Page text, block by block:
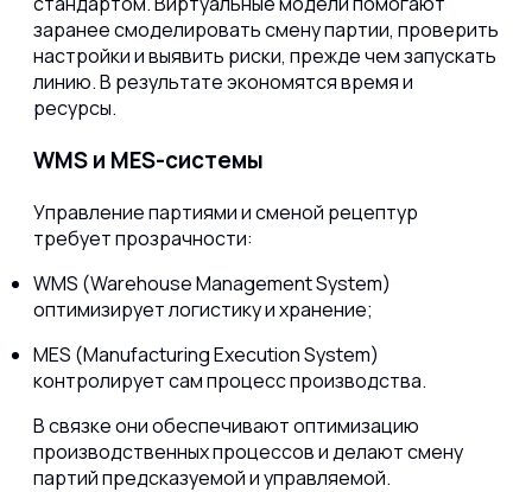
заранее смоделировать смену партии, проверить
настройки и выявить риски, прежде чем запускать
линию. В результате экономятся время и
ресурсы.
WMS и MES-системы
Управление партиями и сменой рецептур
требует прозрачности:
WMS (Warehouse Management System)
оптимизирует логистику и хранение;
MES (Manufacturing Execution System)
контролирует сам процесс производства.
В связке они обеспечивают оптимизацию
производственных процессов и делают смену
партий предсказуемой и управляемой.